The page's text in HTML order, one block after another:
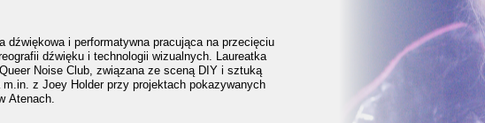
dźwiękowa i performatywna pracująca na przecięciu
dźwięku i technologii wizualnych. Laureatka
Noise Club, związana ze sceną DIY i sztuką
m.in. z Joey Holder przy projektach pokazywanych
Atenach.